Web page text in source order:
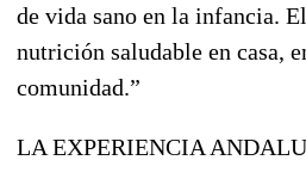
de vida sano en la infancia.
nutrición saludable en casa,
comunidad.”
LA EXPERIENCIA